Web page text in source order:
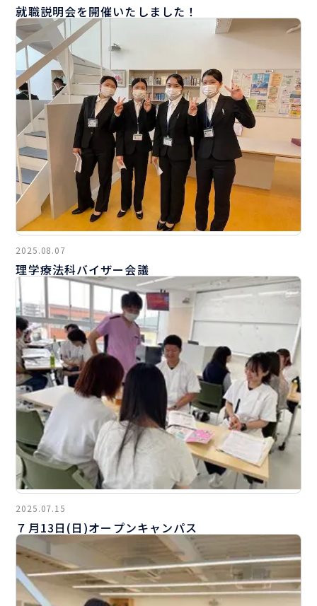
就職説明会を開催いたしました！
2025.08.07
理学療法科バイザー会議
2025.07.15
７月13日(日)オープンキャンパス